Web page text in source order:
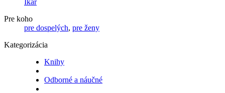
Ikar
Pre koho
pre dospelých, pre ženy
Kategorizácia
Knihy
Odborné a náučné